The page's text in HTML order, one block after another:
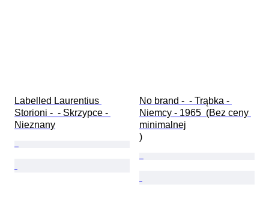
Labelled Laurentius
Storioni -  - Skrzypce -
Nieznany
No brand -  - Trąbka -
Niemcy - 1965  (Bez ceny
minimalnej
)